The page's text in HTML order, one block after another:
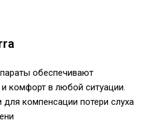
обеспечивают
комфорт в любой ситуации.
компенсации потери слуха